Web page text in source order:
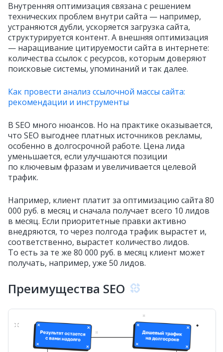
Внутренняя оптимизация связана с решением
технических проблем внутри сайта — например,
устраняются дубли, ускоряется загрузка сайта,
структурируется контент. А внешняя оптимизация
— наращивание цитируемости сайта в интернете:
количества ссылок с ресурсов, которым доверяют
поисковые системы, упоминаний и так далее.
Как провести анализ ссылочной массы сайта:
рекомендации и инструменты
В SEO много нюансов. Но на практике оказывается,
что SEO выгоднее платных источников рекламы,
особенно в долгосрочной работе. Цена лида
уменьшается, если улучшаются позиции
по ключевым фразам и увеличивается целевой
трафик.
Например, клиент платит за оптимизацию сайта 80
000 руб. в месяц и сначала получает всего 10 лидов
в месяц. Если приоритетные правки активно
внедряются, то через полгода трафик вырастет и,
соответственно, вырастет количество лидов.
То есть за те же 80 000 руб. в месяц клиент может
получать, например, уже 50 лидов.
Преимущества SEO